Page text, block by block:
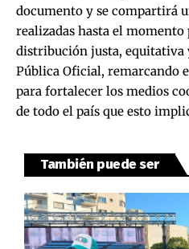
documento y se compartirá
realizadas hasta el
distribución justa, equitativa
Pública Oficial, remarcando
para fortalecer los medios
de todo el país que esto
También puede ser